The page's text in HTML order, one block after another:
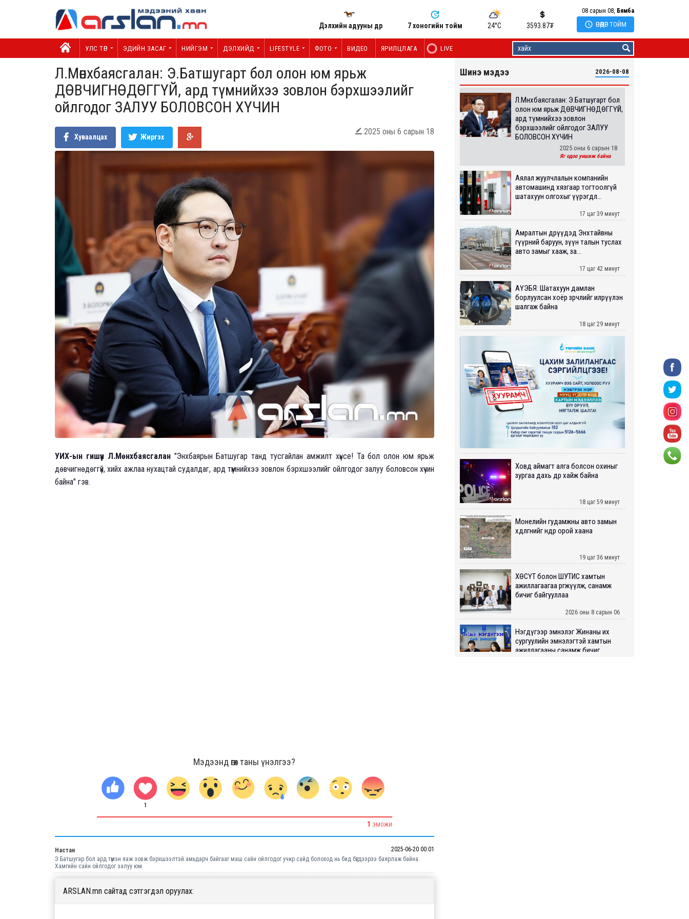
Дэлхийн адууны өдөр 7 хоногийн тойм 24°C 3593.87₮
08 сарын 08, Бямба
 ӨНӨӨДӨР ТОЙМ
УЛС ТӨР ЭДИЙН ЗАСАГ НИЙГЭМ ДЭЛХИЙД LIFESTYLE ФОТО ВИДЕО ЯРИЛЦЛАГА LIVE
Л.Мөнхбаясгалан: Э.Батшугарт бол олон юм ярьж
ДӨВЧИГНӨДӨГГҮЙ, ард түмнийхээ зовлон бэрхшээлийг
ойлгодог ЗАЛУУ БОЛОВСОН ХҮЧИН
Хуваалцах Жиргэх
 2025 оны 6 сарын 18
УИХ-ын гишүүн Л.Мөнхбаясгалан "Энхбаярын Батшугар танд тусгайлан амжилт хүьсе! Та бол олон юм ярьж
дөвчигнөдөггүй, хийх ажлаа нухацтай судалдаг, ард түмнийхээ зовлон бэрхшээлийг ойлгодог залуу боловсон хүчин
байна" гэв.
Мэдээнд өгөх таны үнэлгээ?
1
1 ЭМОЖИ
Настан
2025-06-20 00:01
Э.Батшугар бол ард түмэн яаж зовж бэрхшээлтэй амьдарч байгааг маш сайн ойлгодог учир сайд болоход нь бид бүгдээрээ баярлаж байна.
Хамгийн сайн ойлгодог залуу юм.
ARSLAN.mn сайтад сэтгэгдэл оруулах:
Шинэ мэдээ 2026-08-08
Л.Мөнхбаясгалан: Э.Батшугарт бол
олон юм ярьж ДӨВЧИГНӨДӨГГҮЙ,
ард түмнийхээ зовлон
бэрхшээлийг ойлгодог ЗАЛУУ
БОЛОВСОН ХҮЧИН
2025 оны 6 сарын 18
Яг одоо уншиж байна
Аялал жуулчлалын компанийн
автомашинд хязгаар тогтоолгүй
шатахуун олгохыг үүрэгдл...
17 цаг 39 минут
Амралтын өдрүүдэд Энхтайвны
гүүрний баруун, зүүн талын туслах
авто замыг хааж, за...
17 цаг 42 минут
АҮЭБЯ: Шатахуун дамлан
борлуулсан хоёр зөрчлийг илрүүлэн
шалгаж байна
18 цаг 29 минут
Ховд аймагт алга болсон охиныг
зургаа дахь өдрөө хайж байна
18 цаг 59 минут
Монелийн гудамжны авто замын
хөдөлгөөнийг өнөөдөр орой хаана
19 цаг 36 минут
ХӨСҮТ болон ШУТИС хамтын
ажиллагаагаа өргөжүүлж, санамж
бичиг байгууллаа
2026 оны 8 сарын 06
Нэгдүгээр эмнэлэг Жинаны их
сургуулийн эмнэлэгтэй хамтын
ажиллагааны санамж бичиг...